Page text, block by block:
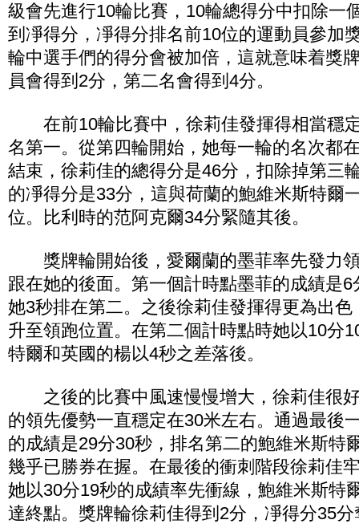
級會先進行10輪比賽，10輪總得分中扣除一
到凈得分，凈得分排名前10位的運動員參加
輪中選手們的得分會被加倍，這就意味着獎
員會得到2分，第二名會得到4分。
在前10輪比賽中，徐莉佳發揮得相當穩
名第一。從第四輪開始，她每一輪的名次都
結束，徐莉佳的總得分是46分，扣除掉第三
的凈得分是33分，這與荷蘭的鮑維米斯特爾
位。比利時的范阿克爾34分緊隨其後。
獎牌輪開始後，愛爾蘭的墨菲率先發力
跟在她的後面。第一個計時點墨菲的成績是
她3秒排在第二。之後徐莉佳發揮得更為出
升至領跑位置。在第二個計時點時她以10分
特爾和英國的楊以4秒之差落後。
之後的比賽中風速慢慢增大，徐莉佳很
的領先優勢一直穩定在30米左右。通過最後
的成績是29分30秒，排名第二的鮑維米斯特
幾乎已勝券在握。在最後的衝刺階段徐莉佳
她以30分19秒的成績率先衝線，鮑維米斯特
達終點。獎牌輪徐莉佳得到2分，凈得分35